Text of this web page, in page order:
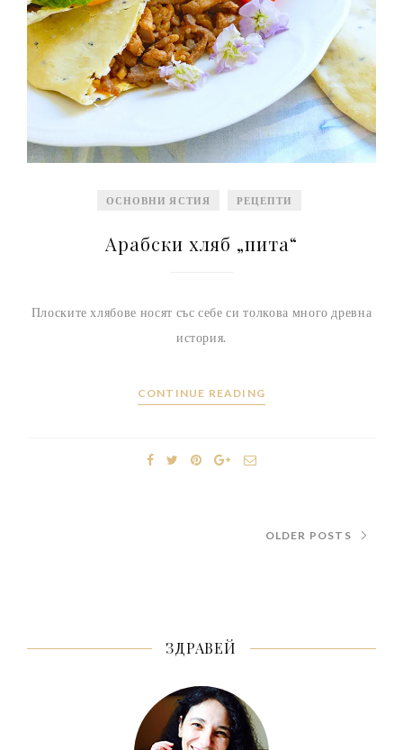
ОСНОВНИ ЯСТИЯ РЕЦЕПТИ
Арабски хляб „пита“
Плоските хлябове носят със себе си толкова много древна
история.
CONTINUE READING
OLDER POSTS
ЗДРАВЕЙ